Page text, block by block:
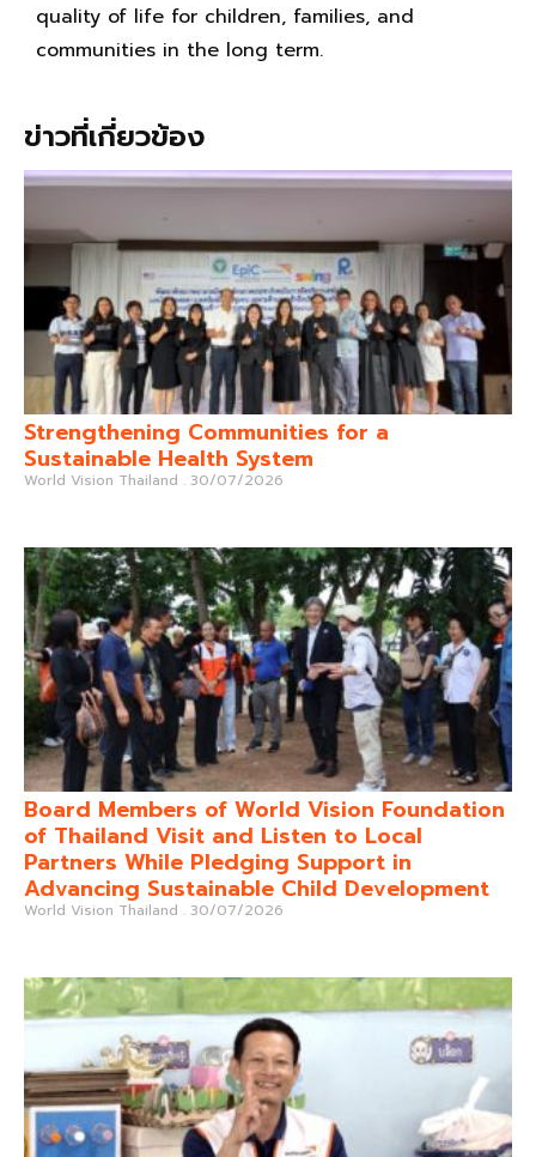
quality of life for children, families, and
communities in the long term.
ข่าวที่เกี่ยวข้อง
Strengthening Communities for a
Sustainable Health System
World Vision Thailand 30/07/2026
Board Members of World Vision Foundation
of Thailand Visit and Listen to Local
Partners While Pledging Support in
Advancing Sustainable Child Development
World Vision Thailand 30/07/2026